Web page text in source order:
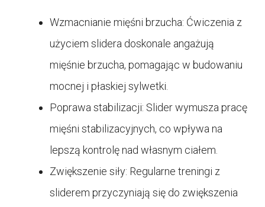
Wzmacnianie mięśni brzucha: Ćwiczenia z
użyciem slidera doskonale angażują
mięśnie brzucha, pomagając w budowaniu
mocnej i płaskiej sylwetki.
Poprawa stabilizacji: Slider wymusza pracę
mięśni stabilizacyjnych, co wpływa na
lepszą kontrolę nad własnym ciałem.
Zwiększenie siły: Regularne treningi z
sliderem przyczyniają się do zwiększenia